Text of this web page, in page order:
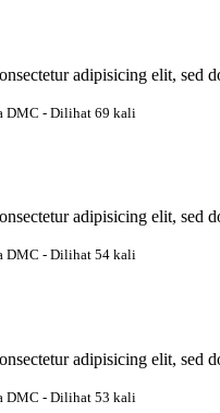
adipisicing elit, sed
DMC - Dilihat 69 kali
adipisicing elit, sed
DMC - Dilihat 54 kali
adipisicing elit, sed
DMC - Dilihat 53 kali